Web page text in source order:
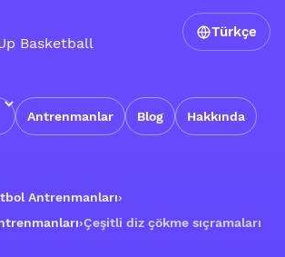
Basketball
Antrenmanlar Blog Hakkında
Türkçe
Antrenmanları›
›Çeşitli diz çökme sıçramaları